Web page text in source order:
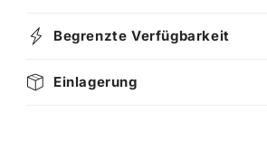
Begrenzte Verfügbarkeit
Einlagerung